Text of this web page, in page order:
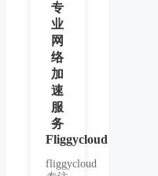
专
业
网
络
加
速
服
务
Fliggycloud
fliggycloud